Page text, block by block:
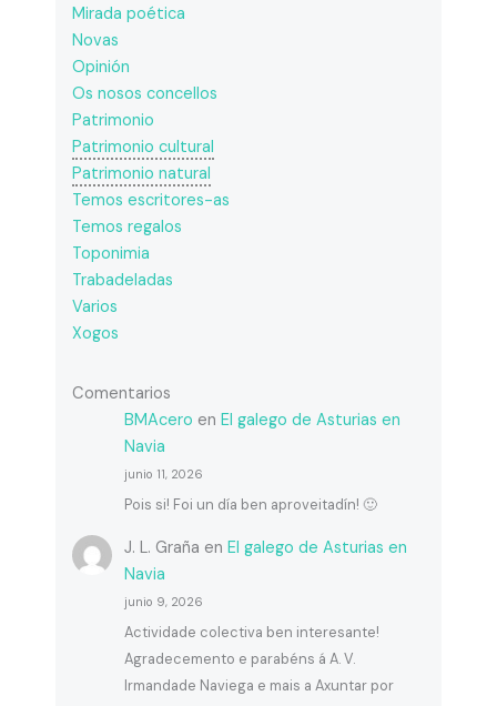
Mirada poética
Novas
Opinión
Os nosos concellos
Patrimonio
Patrimonio cultural
Patrimonio natural
Temos escritores-as
Temos regalos
Toponimia
Trabadeladas
Varios
Xogos
Comentarios
BMAcero en El galego de Asturias en
Navia
junio 11, 2026
Pois si! Foi un día ben aproveitadín! 🙂
J. L. Graña en El galego de Asturias en
Navia
junio 9, 2026
Actividade colectiva ben interesante!
Agradecemento e parabéns á A. V.
Irmandade Naviega e mais a Axuntar por